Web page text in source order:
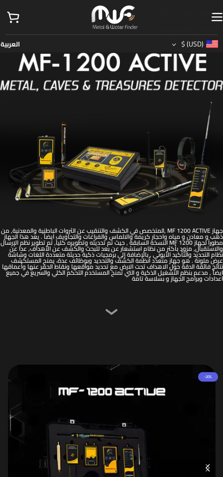
Skip to navigation
(USD)
$ العربية
جهاز MF 1200 ACTIVE ,المتخصص في الكشف والتنقيب عن الثروات الباطنية والمعدنية, من
ذهب و معادن و مياه واحجار كريمة والالماس والفراغات والتجاويف ايضاً . يعد هذا الجهاز
مطوراً لجهاز MF 1200 النسخة السابقة , حيث تم تحديثه وتطويره كلياً, تم تطوير نظم الإرسال
والاستقبال, مزود بأكثر من نظام استشعار عن بعد للبحث والكشف عن الأهداف, عدا عن
نظام التحديد والتأكيد الأيوني , بالإضافة إلى برمجيات ذكية حديثة متعددة اللغات وشاشة
عرض ملونة . هو جهاز متعدد أنظمة الكشف والتحديد وبوظائف عدة، يمنح المستكشف
نتائج فائقة الدقة حول الاهداف تحت الارض مع تحديد مواقعها ونقاط الحفر عنها وأعماقها
ايضاً , مدعم بنظم التشغيل الذكية و التي تمنح المستخدم التحكم الكلي والسريع في جميع
اعدادات وبرامج الجهاز و بسلاسة تامة
-20%